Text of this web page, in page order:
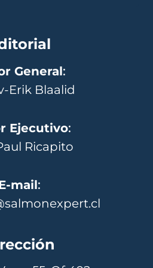
General:
Erik Blaalid
Ejecutivo:
Ricapito
mail: